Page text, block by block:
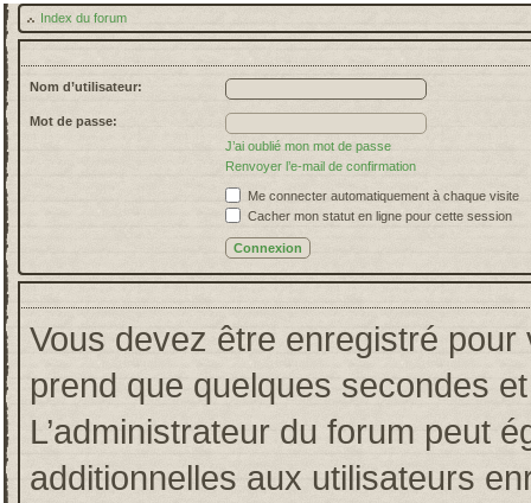
Index du forum
Nom d’utilisateur:
Mot de passe:
J’ai oublié mon mot de passe
Renvoyer l’e-mail de confirmation
Me connecter automatiquement à chaque visite
Cacher mon statut en ligne pour cette session
Vous devez être enregistré pour
prend que quelques secondes
L’administrateur du forum peut
additionnelles aux utilisateurs